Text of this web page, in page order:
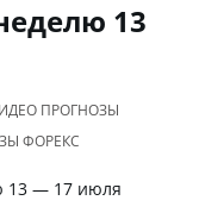
13
ПРОГНОЗЫ
ФОРЕКС
13 — 17 июля